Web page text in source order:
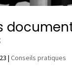
|Conseils pratiques